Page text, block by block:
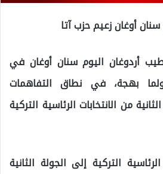
أوغان زعيم حزب آتا
أردوغان اليوم سنان أوغان في
بهجة، في نطاق التفاهمات
من الانتخابات الرئاسية التركية
التركية إلى الجولة الثانية